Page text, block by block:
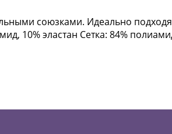
союзками. Идеально
10% эластан Сетка: 84%